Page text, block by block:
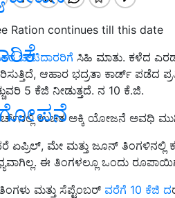
Ration continues till this date
ಚೀಟಿದಾರರಿಗೆ ಸಿಹಿ ಮಾತು. ಕಳೆದ
ಆಹಾರ ಭದ್ರತಾ ಕಾರ್ಡ್ ಪಡೆದ
5 ಕೆಜಿ ನೀಡುತ್ತದೆ. ನ 10 ಕೆ.ಜಿ.
ಉಚಿತ ಅಕ್ಕಿ ಯೋಜನೆ ಅವಧಿ
ಏಪ್ರಿಲ್, ಮೇ ಮತ್ತು ಜೂನ್
ಈ ತಿಂಗಳಲ್ಲೂ ಒಂದು
ಮತ್ತು ಸೆಪ್ಟೆಂಬರ್ ವರೆಗೆ 10 ಕೆಜಿ ದ